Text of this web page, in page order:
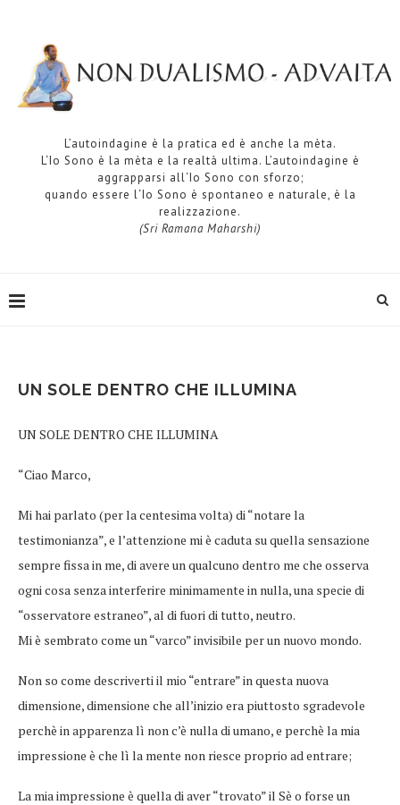
L’autoindagine è la pratica ed è anche la mèta.
L‘Io Sono è la mèta e la realtà ultima. L’autoindagine è
aggrapparsi all‘Io Sono con sforzo;
quando essere l‘Io Sono è spontaneo e naturale, è la
realizzazione.
(Sri Ramana Maharshi)
UN SOLE DENTRO CHE ILLUMINA
UN SOLE DENTRO CHE ILLUMINA
“Ciao Marco,
Mi hai parlato (per la centesima volta) di “notare la
testimonianza”, e l’attenzione mi è caduta su quella sensazione
sempre fissa in me, di avere un qualcuno dentro me che osserva
ogni cosa senza interferire minimamente in nulla, una specie di
“osservatore estraneo”, al di fuori di tutto, neutro.
Mi è sembrato come un “varco” invisibile per un nuovo mondo.
Non so come descriverti il mio “entrare” in questa nuova
dimensione, dimensione che all’inizio era piuttosto sgradevole
perchè in apparenza lì non c’è nulla di umano, e perchè la mia
impressione è che lì la mente non riesce proprio ad entrare;
La mia impressione è quella di aver “trovato” il Sè o forse un